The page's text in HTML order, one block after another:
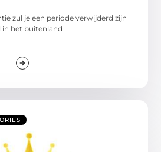
zul je een periode verwijderd zijn
in het buitenland